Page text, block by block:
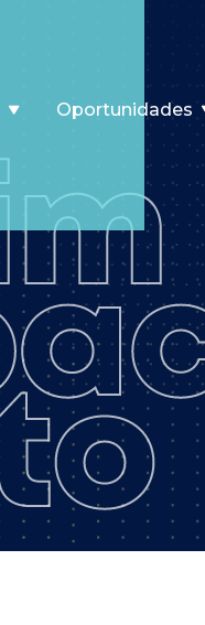
Oportunidades